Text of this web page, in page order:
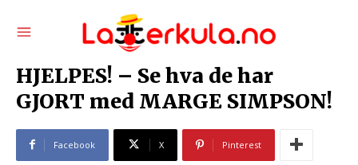
HJELPES! – Se hva de har
GJORT med MARGE SIMPSON!
Facebook X Pinterest